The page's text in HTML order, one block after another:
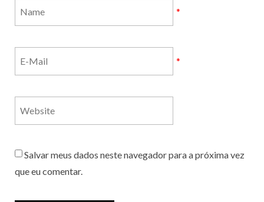
*
*
Salvar meus dados neste navegador para a próxima vez
que eu comentar.